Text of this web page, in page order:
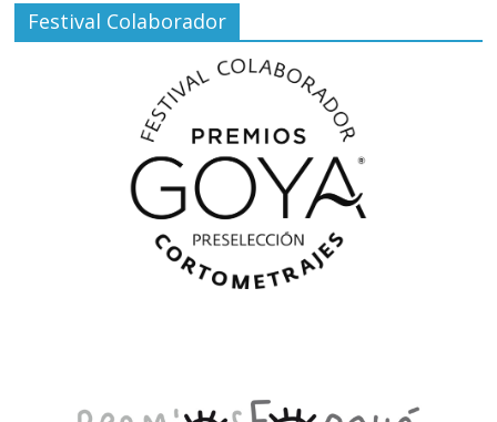
Festival Colaborador